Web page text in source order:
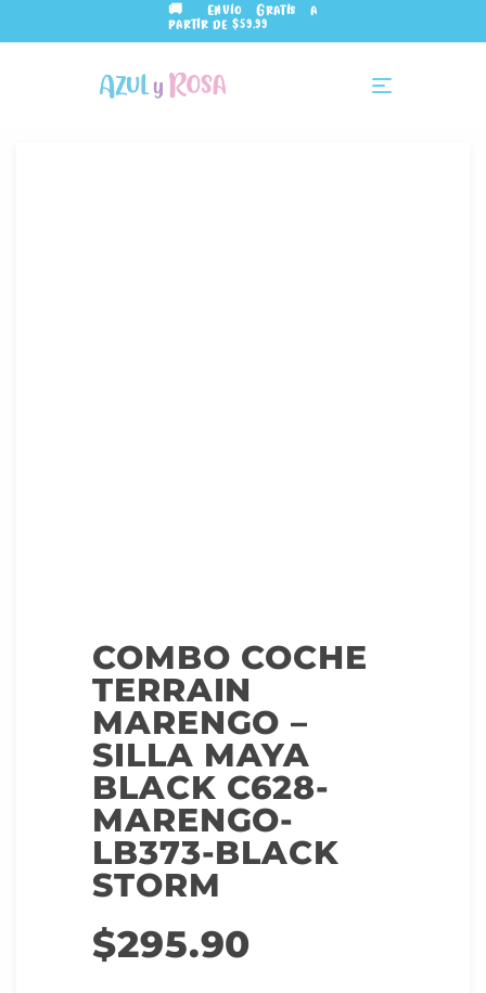
🚚 Envío Gratis a
partir de $59.99
COMBO COCHE
TERRAIN
MARENGO –
SILLA MAYA
BLACK C628-
MARENGO-
LB373-BLACK
STORM
$295.90